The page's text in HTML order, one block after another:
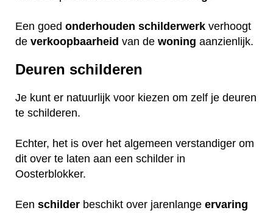
Een goed onderhouden schilderwerk verhoogt
de verkoopbaarheid van de woning aanzienlijk.
Deuren schilderen
Je kunt er natuurlijk voor kiezen om zelf je deuren
te schilderen.
Echter, het is over het algemeen verstandiger om
dit over te laten aan een schilder in
Oosterblokker.
Een schilder beschikt over jarenlange ervaring